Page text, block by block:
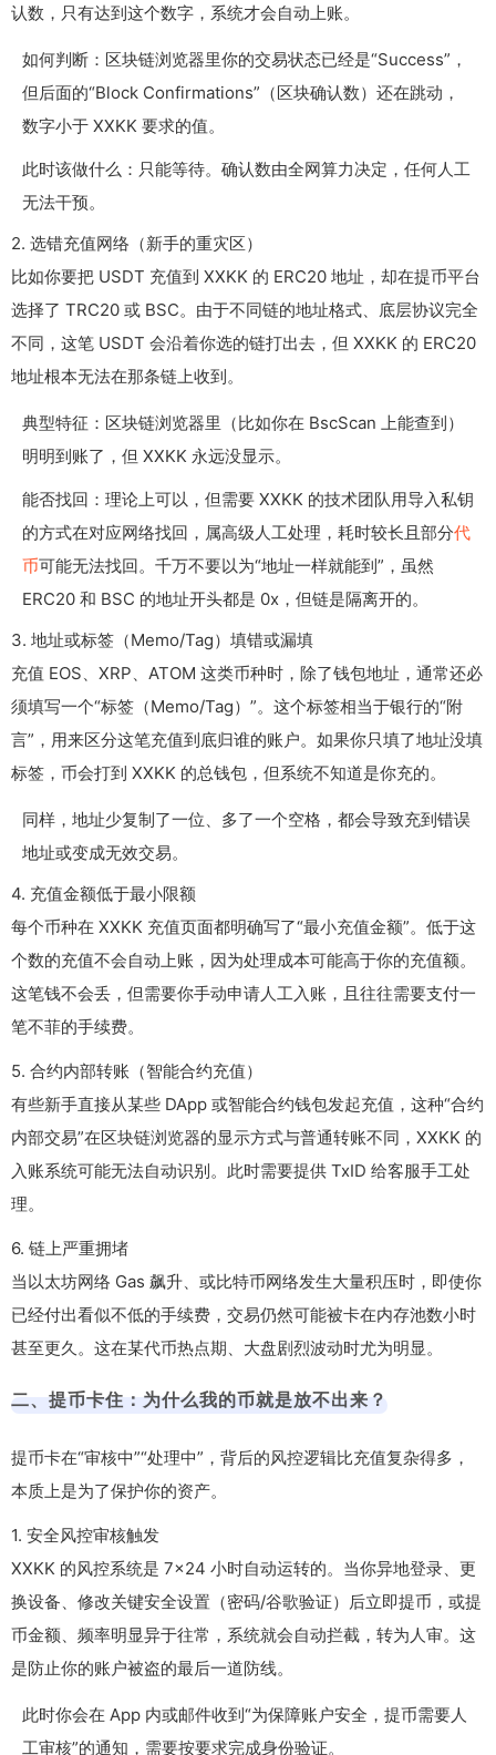
认数，只有达到这个数字，系统才会自动上账。
如何判断：区块链浏览器里你的交易状态已经是“Success”，
但后面的“Block Confirmations”（区块确认数）还在跳动，
数字小于 XXKK 要求的值。
此时该做什么：只能等待。确认数由全网算力决定，任何人工
无法干预。
2. 选错充值网络（新手的重灾区）
比如你要把 USDT 充值到 XXKK 的 ERC20 地址，却在提币平台
选择了 TRC20 或 BSC。由于不同链的地址格式、底层协议完全
不同，这笔 USDT 会沿着你选的链打出去，但 XXKK 的 ERC20
地址根本无法在那条链上收到。
典型特征：区块链浏览器里（比如你在 BscScan 上能查到）
明明到账了，但 XXKK 永远没显示。
能否找回：理论上可以，但需要 XXKK 的技术团队用导入私钥
的方式在对应网络找回，属高级人工处理，耗时较长且部分代
币可能无法找回。千万不要以为“地址一样就能到”，虽然
ERC20 和 BSC 的地址开头都是 0x，但链是隔离开的。
3. 地址或标签（Memo/Tag）填错或漏填
充值 EOS、XRP、ATOM 这类币种时，除了钱包地址，通常还必
须填写一个“标签（Memo/Tag）”。这个标签相当于银行的“附
言”，用来区分这笔充值到底归谁的账户。如果你只填了地址没填
标签，币会打到 XXKK 的总钱包，但系统不知道是你充的。
同样，地址少复制了一位、多了一个空格，都会导致充到错误
地址或变成无效交易。
4. 充值金额低于最小限额
每个币种在 XXKK 充值页面都明确写了“最小充值金额”。低于这
个数的充值不会自动上账，因为处理成本可能高于你的充值额。
这笔钱不会丢，但需要你手动申请人工入账，且往往需要支付一
笔不菲的手续费。
5. 合约内部转账（智能合约充值）
有些新手直接从某些 DApp 或智能合约钱包发起充值，这种“合约
内部交易”在区块链浏览器的显示方式与普通转账不同，XXKK 的
入账系统可能无法自动识别。此时需要提供 TxID 给客服手工处
理。
6. 链上严重拥堵
当以太坊网络 Gas 飙升、或比特币网络发生大量积压时，即使你
已经付出看似不低的手续费，交易仍然可能被卡在内存池数小时
甚至更久。这在某代币热点期、大盘剧烈波动时尤为明显。
二、提币卡住：为什么我的币就是放不出来？
提币卡在“审核中”“处理中”，背后的风控逻辑比充值复杂得多，
本质上是为了保护你的资产。
1. 安全风控审核触发
XXKK 的风控系统是 7×24 小时自动运转的。当你异地登录、更
换设备、修改关键安全设置（密码/谷歌验证）后立即提币，或提
币金额、频率明显异于往常，系统就会自动拦截，转为人审。这
是防止你的账户被盗的最后一道防线。
此时你会在 App 内或邮件收到“为保障账户安全，提币需要人
工审核”的通知，需要按要求完成身份验证。